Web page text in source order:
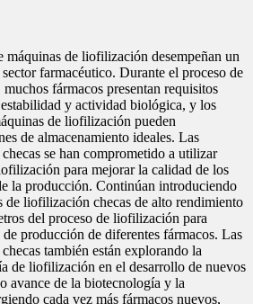
máquinas de liofilización desempeñan un
farmacéutico. Durante el proceso de
fármacos presentan requisitos
y actividad biológica, y los
de liofilización pueden
de almacenamiento ideales. Las
se han comprometido a utilizar
para mejorar la calidad de los
la producción. Continúan introduciendo
de liofilización checas de alto rendimiento
del proceso de liofilización para
de producción de diferentes fármacos. Las
también están explorando la
de liofilización en el desarrollo de nuevos
avance de la biotecnología y la
cada vez más fármacos nuevos,